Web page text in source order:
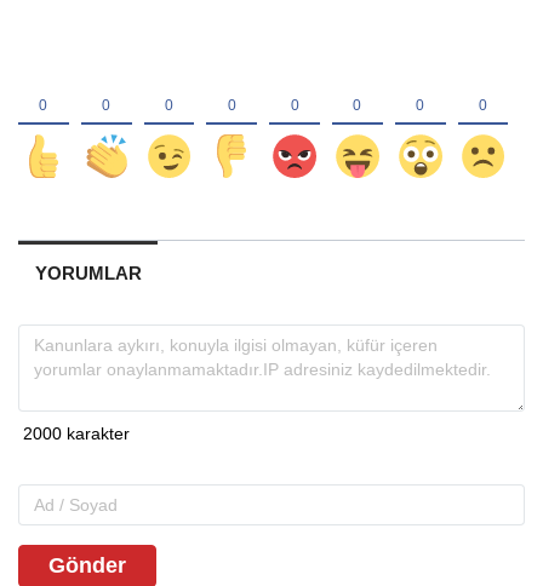
YORUMLAR
Gönder